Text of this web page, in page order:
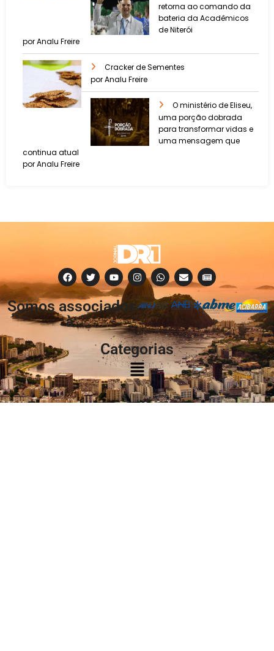
retorna ao comando da
bateria da Acadêmicos
de Niterói
por Analu Freire
Cracker de Sementes
por Analu Freire
O ministério de Eliseu,
uma porção dobrada
para transformar vidas e
uma mensagem que
continua atual
por Analu Freire
Somos associados
à:
Categorias